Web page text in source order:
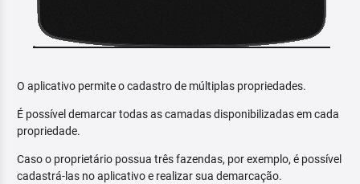
O aplicativo permite o cadastro de múltiplas propriedades.
É possível demarcar todas as camadas disponibilizadas em cada
propriedade.
Caso o proprietário possua três fazendas, por exemplo, é possível
cadastrá-las no aplicativo e realizar sua demarcação.